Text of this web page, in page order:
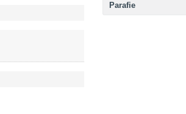
Parafie